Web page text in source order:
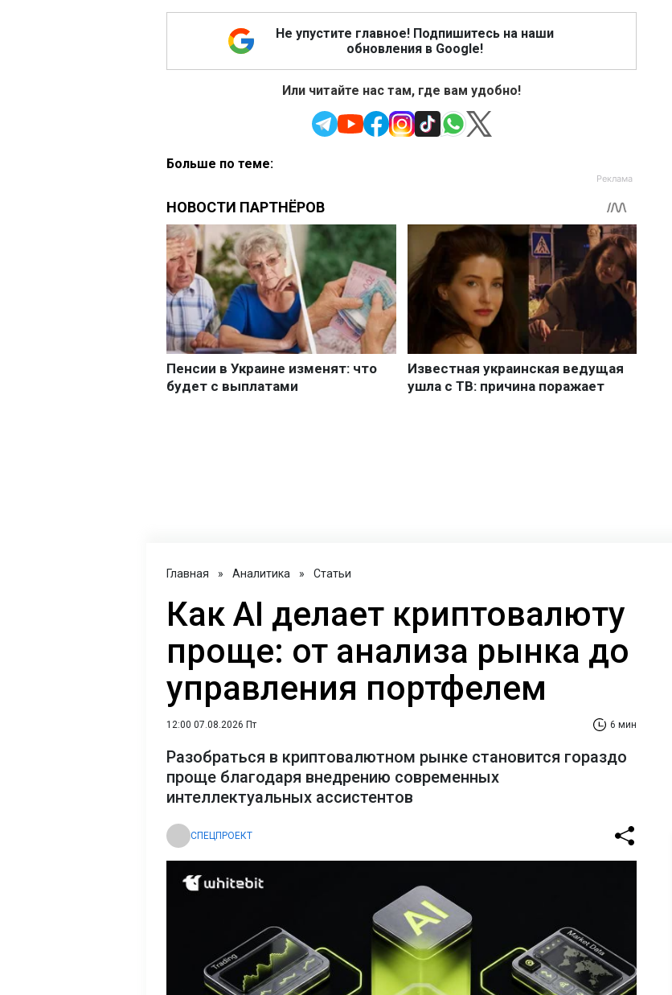
Не упустите главное! Подпишитесь на наши
обновления в Google!
Или читайте нас там, где вам удобно!
Больше по теме:
Главная » Аналитика » Статьи
Как AI делает криптовалюту
проще: от анализа рынка до
управления портфелем
12:00 07.08.2026 Пт 6 мин
Разобраться в криптовалютном рынке становится гораздо
проще благодаря внедрению современных
интеллектуальных ассистентов
СПЕЦПРОЕКТ